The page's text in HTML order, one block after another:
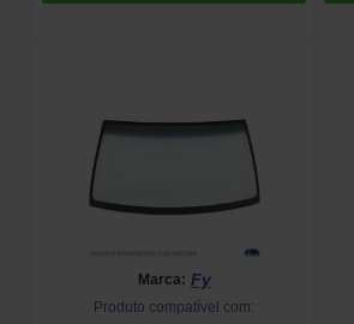
Marca: Fy
Produto compatível com: